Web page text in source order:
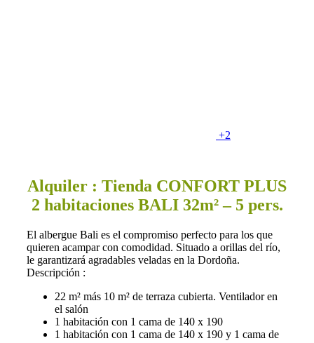
+2
Alquiler : Tienda CONFORT PLUS
2 habitaciones BALI 32m² – 5 pers.
El albergue Bali es el compromiso perfecto para los que
quieren acampar con comodidad. Situado a orillas del río,
le garantizará agradables veladas en la Dordoña.
Descripción :
22 m² más 10 m² de terraza cubierta. Ventilador en
el salón
1 habitación con 1 cama de 140 x 190
1 habitación con 1 cama de 140 x 190 y 1 cama de